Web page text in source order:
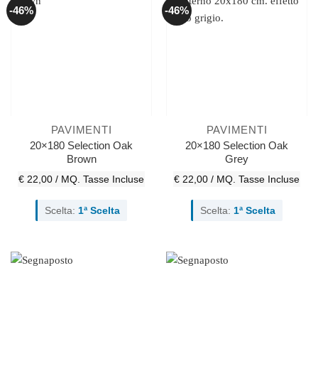
-46%
PAVIMENTI
20×180 Selection Oak
Brown
€ 22,00 / MQ. Tasse Incluse
Scelta: 1ª Scelta
-46%
PAVIMENTI
20×180 Selection Oak
Grey
€ 22,00 / MQ. Tasse Incluse
Scelta: 1ª Scelta